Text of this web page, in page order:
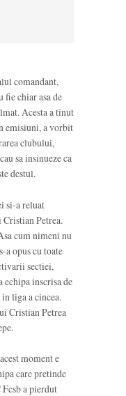
comandant,
fie chiar asa de
Acesta a tinut
emisiuni, a vorbit
clubului,
sa insinueze ca
destul.
si-a reluat
Petrea.
cum nimeni nu
a opus cu toate
sectiei,
echipa inscrisa de
liga a cincea.
Cristian Petrea
moment e
care pretinde
a pierdut